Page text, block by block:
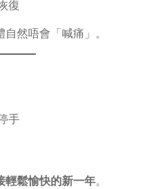
復
然唔會「喊痛」。
手
輕鬆愉快的新一年。